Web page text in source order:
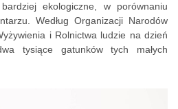
ekologiczne, w porównaniu
Według Organizacji Narodów
i Rolnictwa ludzie na dzień
tysiące gatunków tych małych